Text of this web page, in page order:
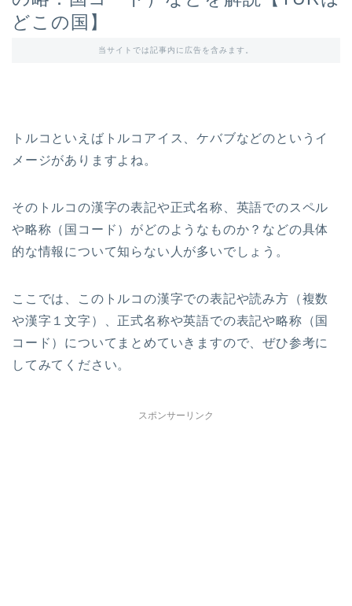
どこの国】
当サイトでは記事内に広告を含みます。
トルコといえばトルコアイス、ケバブなどのというイ
メージがありますよね。
そのトルコの漢字の表記や正式名称、英語でのスペル
や略称（国コード）がどのようなものか？などの具体
的な情報について知らない人が多いでしょう。
ここでは、このトルコの漢字での表記や読み方（複数
や漢字１文字）、正式名称や英語での表記や略称（国
コード）についてまとめていきますので、ぜひ参考に
してみてください。
スポンサーリンク